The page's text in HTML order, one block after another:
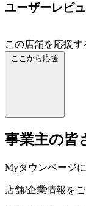
ユーザーレビ
この店舗を応援す
ここから応援
事業主の皆
Myタウンページ
店舗/企業情報を